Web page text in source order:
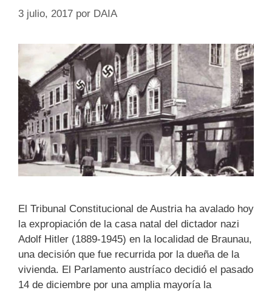
3 julio, 2017 por DAIA
El Tribunal Constitucional de Austria ha avalado hoy
la expropiación de la casa natal del dictador nazi
Adolf Hitler (1889-1945) en la localidad de Braunau,
una decisión que fue recurrida por la dueña de la
vivienda. El Parlamento austríaco decidió el pasado
14 de diciembre por una amplia mayoría la